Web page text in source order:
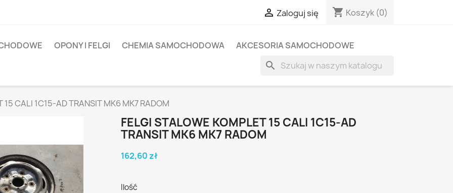
 Zaloguj się shopping_cart Koszyk (0)
OPONY I FELGI CHEMIA SAMOCHODOWA AKCESORIA SAMOCHODOWE
search
15 CALI 1C15-AD TRANSIT MK6 MK7 RADOM
FELGI STALOWE KOMPLET 15 CALI 1C15-AD
TRANSIT MK6 MK7 RADOM
162,60 zł
Ilość